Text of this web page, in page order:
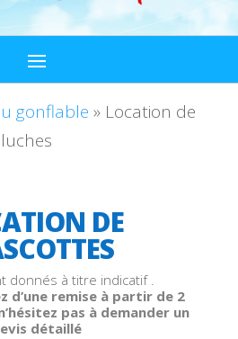
gonflable » Location de
DE
donnés à titre indicatif .
d’une remise à partir de 2
pas à demander un
détaillé